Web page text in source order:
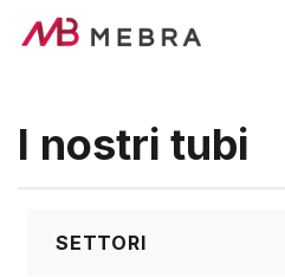
I nostri tubi
SETTORI